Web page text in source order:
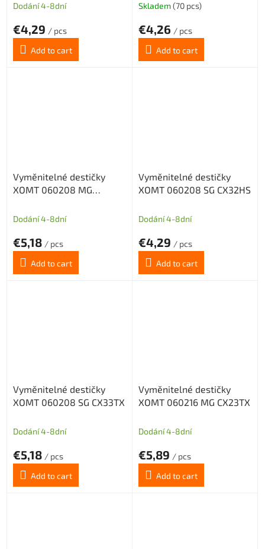
Dodání 4-8dní
€4,29 / pcs
Add to cart
Skladem(70 pcs)
€4,26 / pcs
Add to cart
Vyměnitelné destičky
XOMT 060208 MG
Dodání 4-8dní
€5,18 / pcs
Add to cart
Vyměnitelné destičky
XOMT 060208 SG CX32HS
Dodání 4-8dní
€4,29 / pcs
Add to cart
Vyměnitelné destičky
XOMT 060208 SG CX33TX
Dodání 4-8dní
€5,18 / pcs
Add to cart
Vyměnitelné destičky
XOMT 060216 MG CX23TX
Dodání 4-8dní
€5,89 / pcs
Add to cart